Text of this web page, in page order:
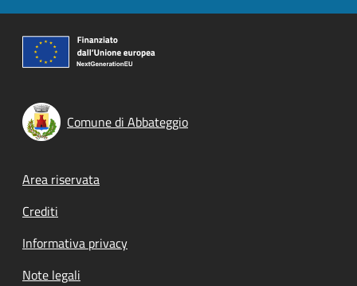
Comune di Abbateggio
Footer menu
Area riservata
Crediti
Informativa privacy
Note legali